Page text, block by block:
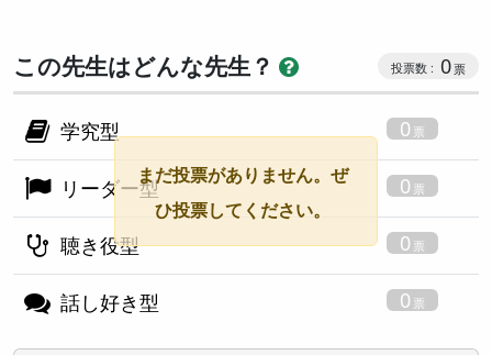
この先生はどんな先生？ 0
学究型 0
リーダー型 0
聴き役型 0
話し好き型 0
まだ投票がありません。ぜ
ひ投票してください。